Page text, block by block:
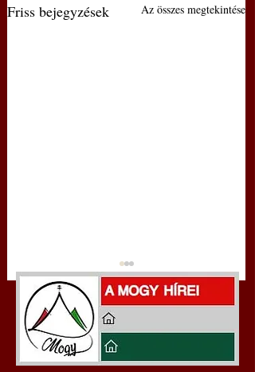
Friss bejegyzések Az összes megtekintése